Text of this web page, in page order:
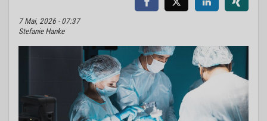
7 Mai, 2026 - 07:37
Stefanie Hanke